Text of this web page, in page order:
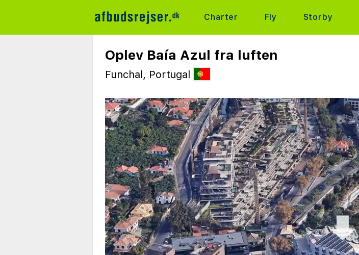
Charter Fly Storby
Oplev Baía Azul fra luften
Funchal, Portugal